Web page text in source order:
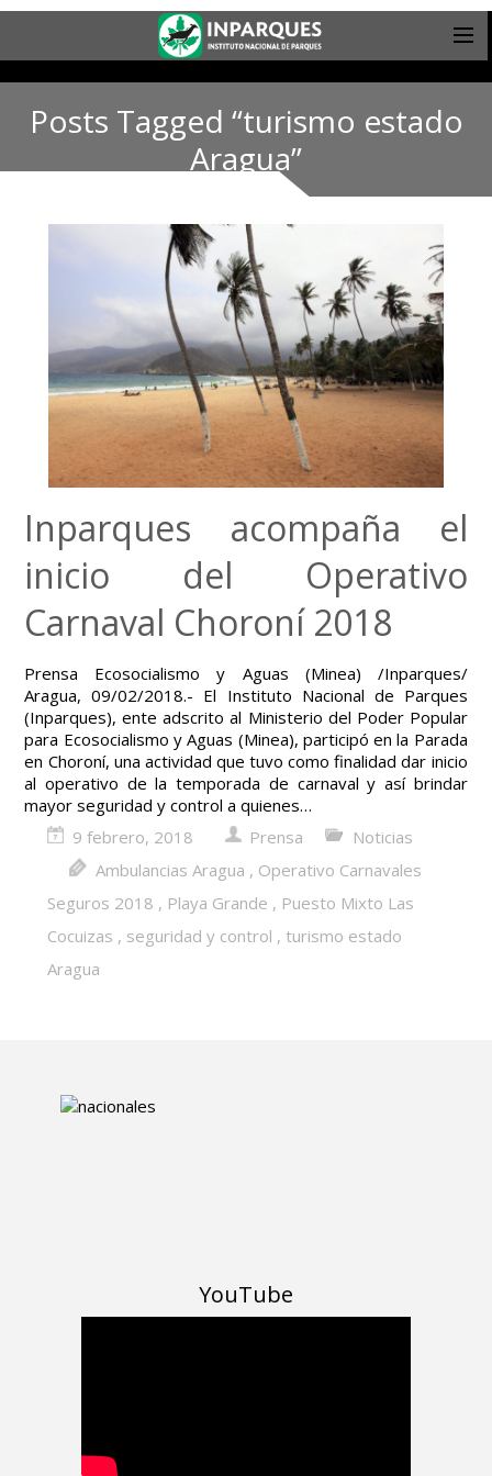
Posts Tagged “turismo estado
Aragua”
Inparques acompaña el
inicio del Operativo
Carnaval Choroní 2018
Prensa Ecosocialismo y Aguas (Minea) /Inparques/
Aragua, 09/02/2018.- El Instituto Nacional de Parques
(Inparques), ente adscrito al Ministerio del Poder Popular
para Ecosocialismo y Aguas (Minea), participó en la Parada
en Choroní, una actividad que tuvo como finalidad dar inicio
al operativo de la temporada de carnaval y así brindar
mayor seguridad y control a quienes…
9 febrero, 2018
Prensa
Noticias
Ambulancias Aragua , Operativo Carnavales
Seguros 2018 , Playa Grande , Puesto Mixto Las
Cocuizas , seguridad y control , turismo estado
Aragua
YouTube